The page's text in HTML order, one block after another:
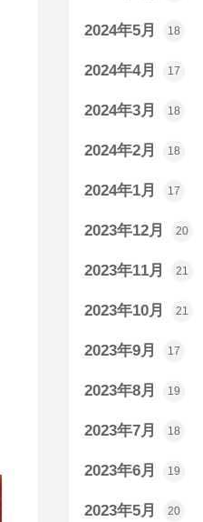
2024年5月 18
2024年4月 17
2024年3月 18
2024年2月 18
2024年1月 17
2023年12月 20
2023年11月 21
2023年10月 21
2023年9月 17
2023年8月 19
2023年7月 18
2023年6月 19
2023年5月 20